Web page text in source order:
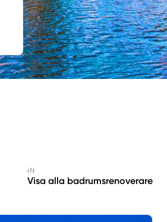
Visa alla badrumsrenoverare